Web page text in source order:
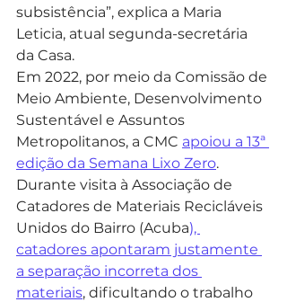
subsistência”, explica a Maria
Leticia, atual segunda-secretária
da Casa.
Em 2022, por meio da Comissão de
Meio Ambiente, Desenvolvimento
Sustentável e Assuntos
Metropolitanos, a CMC apoiou a 13ª
edição da Semana Lixo Zero.
Durante visita à Associação de
Catadores de Materiais Recicláveis
Unidos do Bairro (Acuba),
catadores apontaram justamente
a separação incorreta dos
materiais, dificultando o trabalho